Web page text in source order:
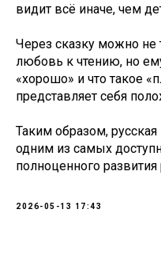
видит всё иначе, чем
Через сказку можно не
любовь к чтению, но
«хорошо» и что такое
представляет себя
Таким образом, русская
одним из самых
полноценного развития
2026-05-13 17:43